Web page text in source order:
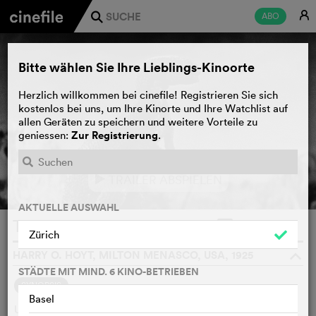
ABO E
j
TRAILER ABSPIELEN
The Lost World
SYNOPSIS
US-amerikanischer Film aus dem Jahre 1925 nach dem
Bitte wählen Sie Ihre Lieblings-Kinoorte
Herzlich willkommen bei cinefile! Registrieren Sie sich
kostenlos bei uns, um Ihre Kinorte und Ihre Watchlist auf
allen Geräten zu speichern und weitere Vorteile zu
geniessen: Zur Registrierung.
AKTUELLE AUSWAHL
Zürich
STÄDTE MIT MIND. 6 KINO-BETRIEBEN
Basel